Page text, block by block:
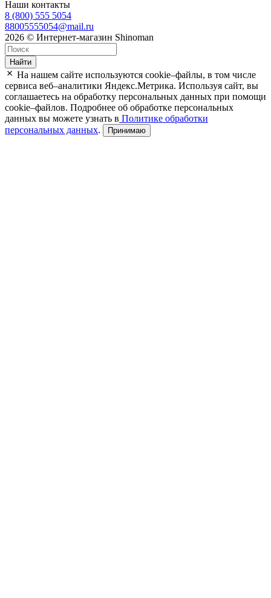
Наши контакты
8 (800) 555 5054
88005555054@mail.ru
2026 © Интернет-магазин Shinoman
Найти
На нашем сайте используются cookie–файлы, в том числе
сервиса веб–аналитики Яндекс.Метрика. Используя сайт, вы
соглашаетесь на обработку персональных данных при помощи
cookie–файлов. Подробнее об обработке персональных
данных вы можете узнать в Политике обработки
персональных данных. Принимаю